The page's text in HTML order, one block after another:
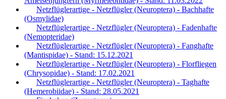
Netzflüglerartige - Netzflügler (Neuroptera) - Bachhafte
(Osmylidae)
Netzflüglerartige - Netzflügler (Neuroptera) - Fadenhafte
(Nemopteridae)
Netzflüglerartige - Netzflügler (Neuroptera) - Fanghafte
(Mantispidae) - Stand: 15.12.2021
Netzflüglerartige - Netzflügler (Neuroptera) - Florfliegen
(Chrysopidae) - Stand: 17.02.2021
Netzflüglerartige - Netzflügler (Neuroptera) - Taghafte
(Hemerobiidae) - Stand: 28.05.2021